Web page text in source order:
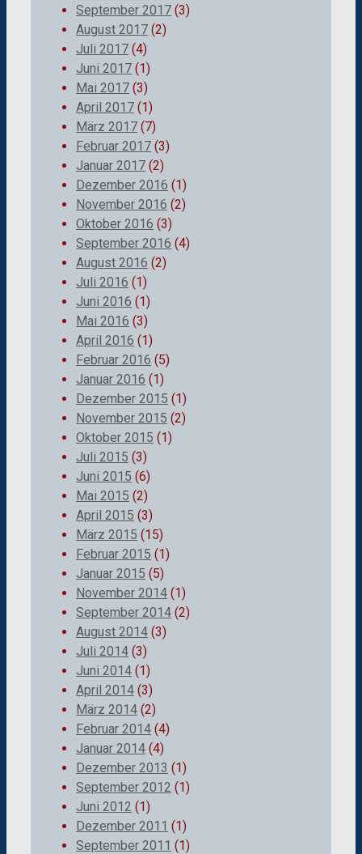
September 2017 (3)
August 2017 (2)
Juli 2017 (4)
Juni 2017 (1)
Mai 2017 (3)
April 2017 (1)
März 2017 (7)
Februar 2017 (3)
Januar 2017 (2)
Dezember 2016 (1)
November 2016 (2)
Oktober 2016 (3)
September 2016 (4)
August 2016 (2)
Juli 2016 (1)
Juni 2016 (1)
Mai 2016 (3)
April 2016 (1)
Februar 2016 (5)
Januar 2016 (1)
Dezember 2015 (1)
November 2015 (2)
Oktober 2015 (1)
Juli 2015 (3)
Juni 2015 (6)
Mai 2015 (2)
April 2015 (3)
März 2015 (15)
Februar 2015 (1)
Januar 2015 (5)
November 2014 (1)
September 2014 (2)
August 2014 (3)
Juli 2014 (3)
Juni 2014 (1)
April 2014 (3)
März 2014 (2)
Februar 2014 (4)
Januar 2014 (4)
Dezember 2013 (1)
September 2012 (1)
Juni 2012 (1)
Dezember 2011 (1)
September 2011 (1)